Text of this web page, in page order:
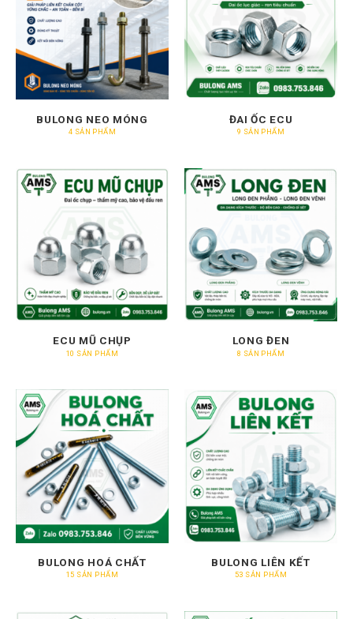
4 SẢN PHẨM 9 SẢN PHẨM
10 SẢN PHẨM 8 SẢN PHẨM
15 SẢN PHẨM 53 SẢN PHẨM